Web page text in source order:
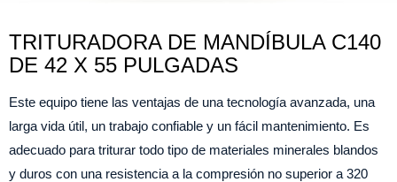
TRITURADORA DE MANDÍBULA C140
DE 42 X 55 PULGADAS
Este equipo tiene las ventajas de una tecnología avanzada, una
larga vida útil, un trabajo confiable y un fácil mantenimiento. Es
adecuado para triturar todo tipo de materiales minerales blandos
y duros con una resistencia a la compresión no superior a 320